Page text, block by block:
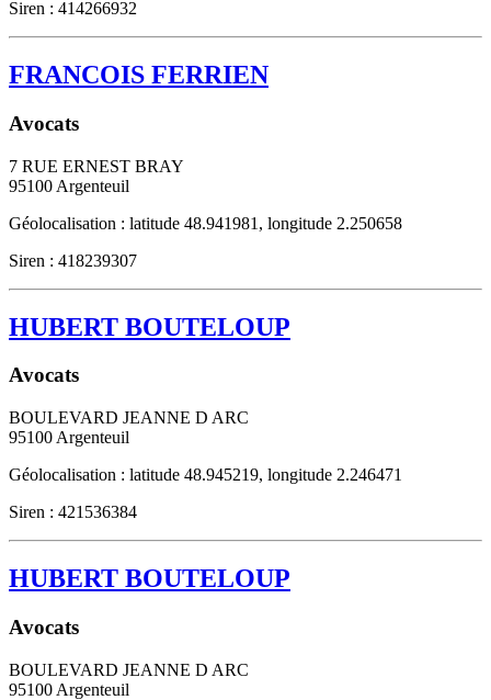
Siren : 414266932
FRANCOIS FERRIEN
Avocats
7 RUE ERNEST BRAY
95100 Argenteuil
Géolocalisation : latitude 48.941981, longitude 2.250658
Siren : 418239307
HUBERT BOUTELOUP
Avocats
BOULEVARD JEANNE D ARC
95100 Argenteuil
Géolocalisation : latitude 48.945219, longitude 2.246471
Siren : 421536384
HUBERT BOUTELOUP
Avocats
BOULEVARD JEANNE D ARC
95100 Argenteuil